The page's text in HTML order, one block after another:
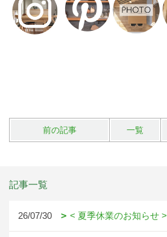
前の記事 一覧
記事一覧
26/07/30 < 夏季休業のお知らせ >